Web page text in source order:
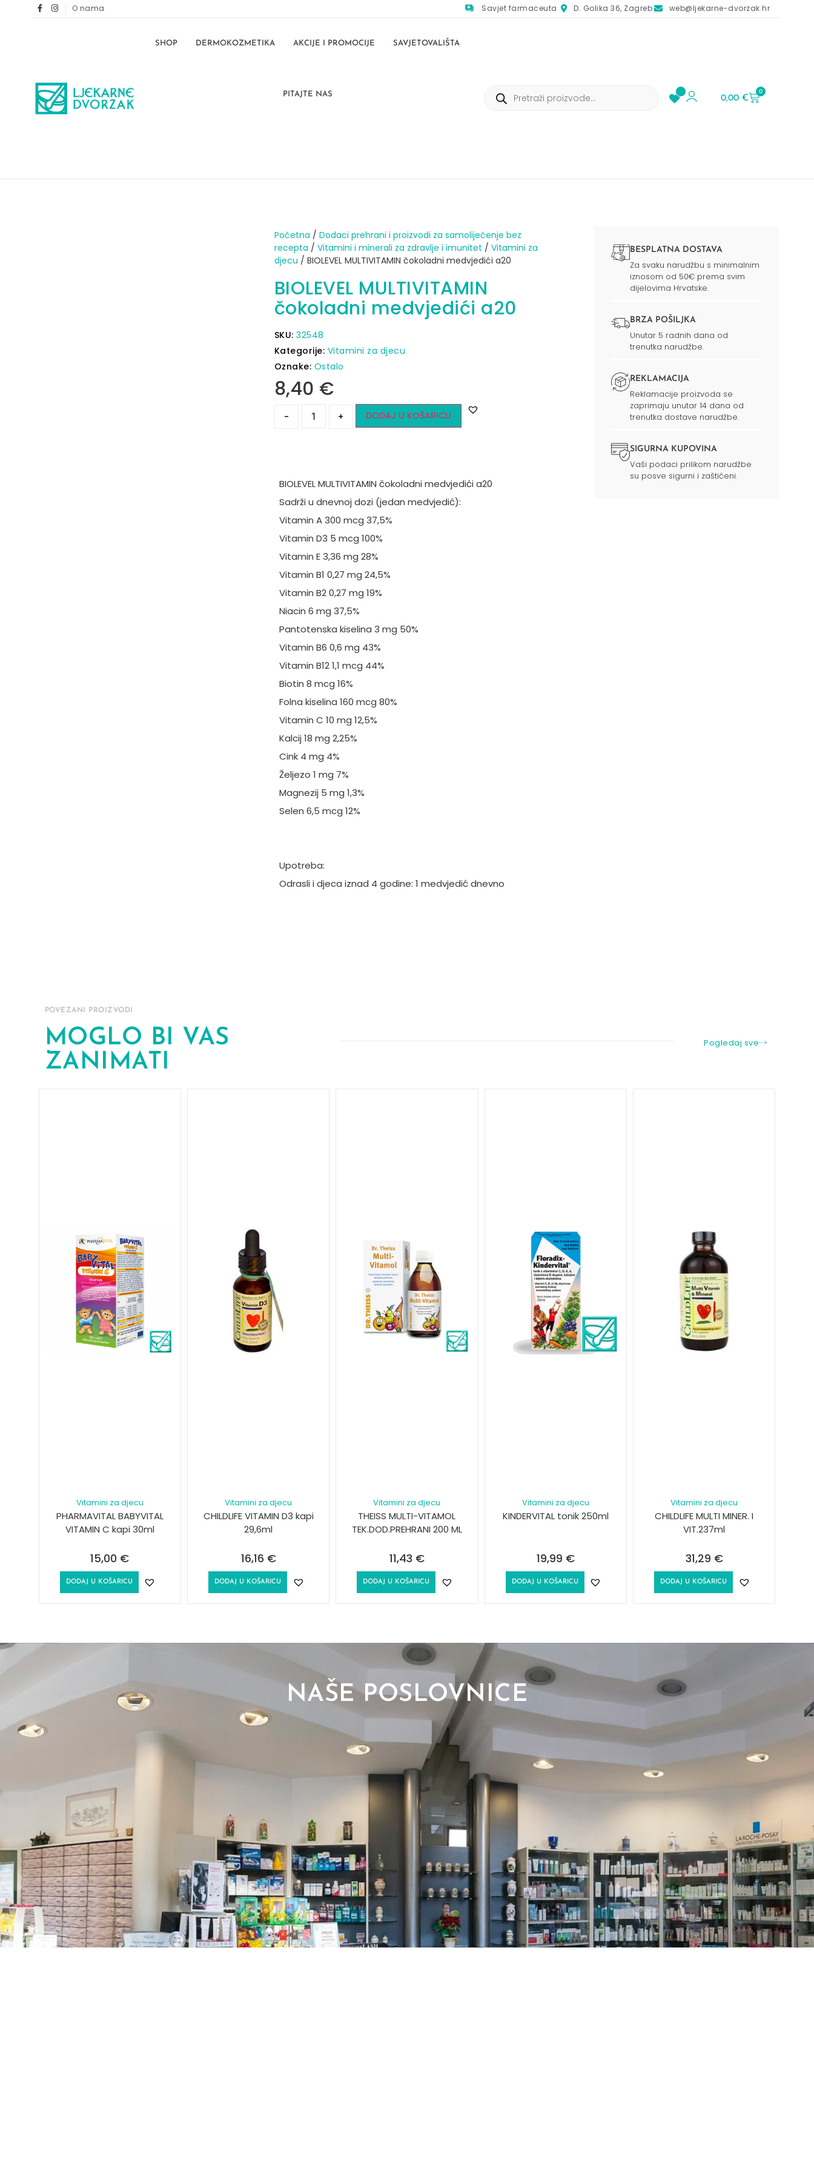
O nama Savjet farmaceuta D. Golika 36, Zagreb web@ljekarne-dvorzak.hr
SHOP DERMOKOZMETIKA AKCIJE I PROMOCIJE SAVJETOVALIŠTA
PITAJTE NAS 0,00€
0
Početna / Dodaci prehrani i proizvodi za samoliječenje bez
recepta / Vitamini i minerali za zdravlje i imunitet / Vitamini za
djecu / BIOLEVEL MULTIVITAMIN čokoladni medvjedići a20
BIOLEVEL MULTIVITAMIN
čokoladni medvjedići a20
SKU: 32548
Kategorije: Vitamini za djecu
Oznake: Ostalo
8,40 €
- + DODAJ U KOŠARICU
BIOLEVEL MULTIVITAMIN čokoladni medvjedići a20
Sadrži u dnevnoj dozi (jedan medvjedić):
Vitamin A 300 mcg 37,5%
Vitamin D3 5 mcg 100%
Vitamin E 3,36 mg 28%
Vitamin B1 0,27 mg 24,5%
Vitamin B2 0,27 mg 19%
Niacin 6 mg 37,5%
Pantotenska kiselina 3 mg 50%
Vitamin B6 0,6 mg 43%
Vitamin B12 1,1 mcg 44%
Biotin 8 mcg 16%
Folna kiselina 160 mcg 80%
Vitamin C 10 mg 12,5%
Kalcij 18 mg 2,25%
Cink 4 mg 4%
Željezo 1 mg 7%
Magnezij 5 mg 1,3%
Selen 6,5 mcg 12%
Upotreba:
Odrasli i djeca iznad 4 godine: 1 medvjedić dnevno
BESPLATNA DOSTAVA
Za svaku narudžbu s minimalnim
iznosom od 50€ prema svim
dijelovima Hrvatske.
BRZA POŠILJKA
Unutar 5 radnih dana od
trenutka narudžbe.
REKLAMACIJA
Reklamacije proizvoda se
zaprimaju unutar 14 dana od
trenutka dostave narudžbe.
SIGURNA KUPOVINA
Vaši podaci prilikom narudžbe
su posve sigurni i zaštićeni.
POVEZANI PROIZVODI
MOGLO BI VAS
ZANIMATI
Pogledaj sve
Vitamini za djecu
PHARMAVITAL BABYVITAL
VITAMIN C kapi 30ml
15,00 €
DODAJ U KOŠARICU
Vitamini za djecu
CHILDLIFE VITAMIN D3 kapi
29,6ml
16,16 €
DODAJ U KOŠARICU
Vitamini za djecu
THEISS MULTI-VITAMOL
TEK.DOD.PREHRANI 200 ML
11,43 €
DODAJ U KOŠARICU
Vitamini za djecu
KINDERVITAL tonik 250ml
19,99 €
DODAJ U KOŠARICU
Vitamini za djecu
CHILDLIFE MULTI MINER. I
VIT.237ml
31,29 €
DODAJ U KOŠARICU
NAŠE POSLOVNICE